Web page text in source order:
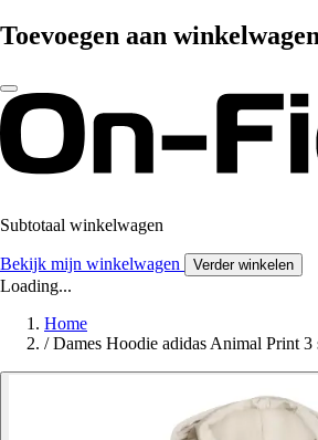
Toevoegen aan
Subtotaal winkelwagen
Bekijk mijn winkelwagen Verder winkelen
Loading...
Home
/ Dames Hoodie adidas Animal Print 3